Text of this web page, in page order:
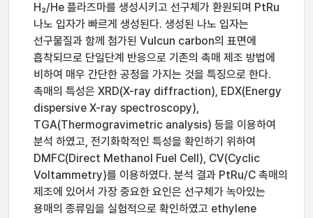
H₂/He 플라즈마를 생성시키고 선구체가 환원되며 PtRu
나노 입자가 빠르게 생성된다. 생성된 나노 입자는
선구물질과 함께 첨가된 Vulcun carbon의 표면에
흡착되므로 단일단계 반응으로 기존의 촉매 제조 방법에
비하여 매우 간단한 공정을 가지는 것을 특징으로 한다.
촉매의 특성은 XRD(X-ray diffraction), EDX(Energy
dispersive X-ray spectroscopy),
TGA(Thermogravimetric analysis) 등을 이용하여
분석 하였고, 전기화학적인 특성을 확인하기 위하여
DMFC(Direct Methanol Fuel Cell), CV(Cyclic
Voltammetry)를 이용하였다. 분석 결과 PtRu/C 촉매의
제조에 있어서 가장 중요한 요인은 선구체가 녹아있는
용매의 종류임을 실험적으로 확인하였고 ethylene